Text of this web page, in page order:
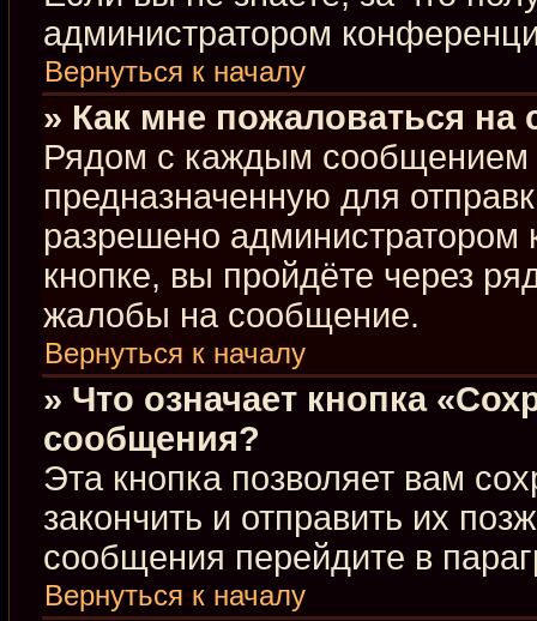
администратором
Вернуться к началу
» Как мне пожаловаться
Рядом с каждым сообщением
предназначенную для
разрешено
кнопке, вы пройдёте через
жалобы на сообщение.
Вернуться к началу
» Что означает кнопка
сообщения?
Эта кнопка позволяет вам
закончить и отправить их
сообщения перейдите в
Вернуться к началу